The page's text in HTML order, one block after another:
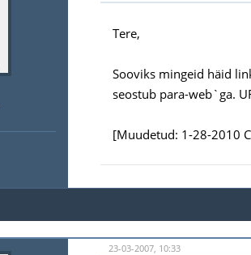
Tere,
Sooviks mingeid häid
seostub para-web`ga.
[Muudetud: 1-28-2010
23-03-2007, 10:33